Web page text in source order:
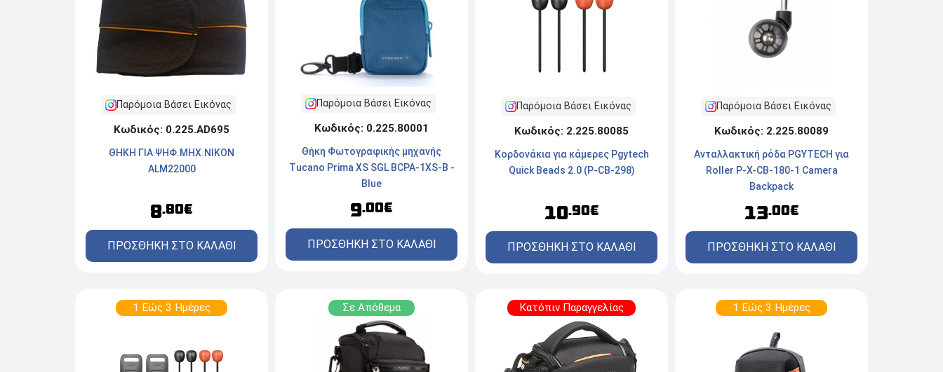
Παρόμοια Βάσει Εικόνας
Κωδικός: 0.225.AD695
ΘΗΚΗ ΓΙΑ ΨΗΦ.ΜΗΧ.ΝΙΚΟΝ
ALM22000
8.80€
ΠΡΟΣΘΗΚΗ ΣΤΟ ΚΑΛΑΘΙ
Παρόμοια Βάσει Εικόνας
Κωδικός: 0.225.80001
Θήκη Φωτογραφικής μηχανής
Tucano Prima XS SGL BCPA-1XS-B -
Blue
9.00€
ΠΡΟΣΘΗΚΗ ΣΤΟ ΚΑΛΑΘΙ
Παρόμοια Βάσει Εικόνας
Κωδικός: 2.225.80085
Κορδονάκια για κάμερες Pgytech
Quick Beads 2.0 (P-CB-298)
10.90€
ΠΡΟΣΘΗΚΗ ΣΤΟ ΚΑΛΑΘΙ
Παρόμοια Βάσει Εικόνας
Κωδικός: 2.225.80089
Aνταλλακτική ρόδα PGYTECH για
Roller P-X-CB-180-1 Camera
Backpack
13.00€
ΠΡΟΣΘΗΚΗ ΣΤΟ ΚΑΛΑΘΙ
1 Εώς 3 Ημέρες Σε Απόθεμα Κατόπιν Παραγγελίας 1 Εώς 3 Ημέρες